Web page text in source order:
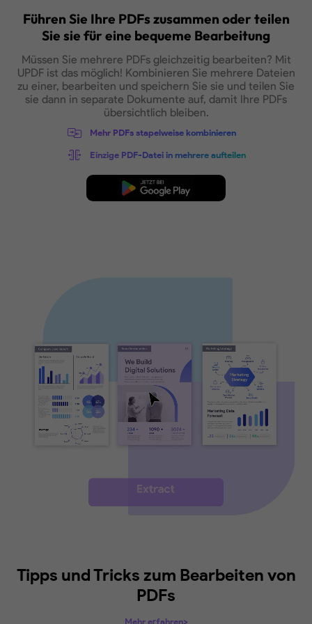
Jetzt kaufen
Führen Sie Ihre PDFs zusammen
Sie sie für eine bequeme
zu einer, bearbeiten und speichern Sie sie und
sie dann in separate Dokumente auf, damit